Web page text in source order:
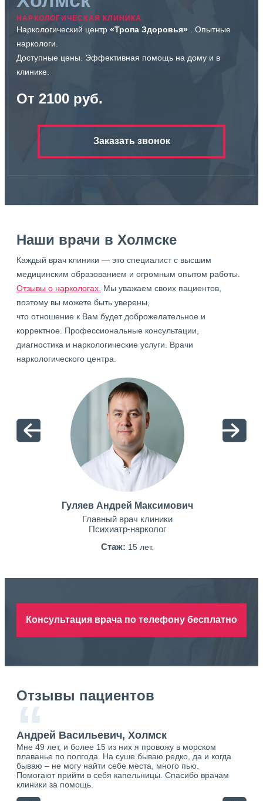
НАРКОЛОГИЧЕСКАЯ КЛИНИКА
Наркологический центр «Тропа Здоровья»
. Опытные
наркологи.
Доступные цены. Эффективная помощь на дому и в
клинике.
От 2100 руб.
Заказать звонок
Наши врачи в Холмске
Каждый врач клиники — это специалист с высшим
медицинским образованием и огромным опытом работы.
Отзывы о наркологах. Мы уважаем своих пациентов,
поэтому вы можете быть уверены,
что отношение к Вам будет доброжелательное и
корректное. Профессиональные консультации,
диагностика и наркологические услуги. Врачи
наркологического центра.
Гуляев Андрей Максимович
Главный врач клиники
Психиатр-нарколог
Стаж: 15 лет.
Консультация врача по телефону бесплатно
Отзывы пациентов
“
Андрей Васильевич, Холмск
Мне 49 лет, и более 15 из них я провожу в морском
плаванье по полгода. На суше бываю редко, да и когда
бываю – не могу найти себе места, много пью.
Помогают прийти в себя капельницы. Спасибо врачам
клиники за помощь.